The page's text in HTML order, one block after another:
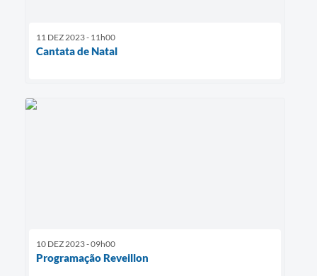
11 DEZ 2023 - 11h00
Cantata de Natal
10 DEZ 2023 - 09h00
Programação Reveillon